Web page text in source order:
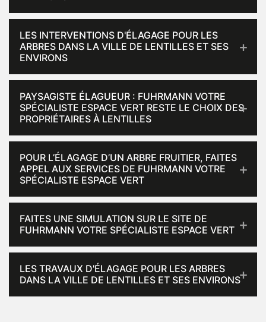
LES INTERVENTIONS D'ÉLAGAGE POUR LES
ARBRES DANS LA VILLE DE LENTILLES ET SES
ENVIRONS
PAYSAGISTE ÉLAGUEUR : FUHRMANN VOTRE
SPÉCIALISTE ESPACE VERT RESTE LE CHOIX DES
PROPRIÉTAIRES À LENTILLES
POUR L’ÉLAGAGE D’UN ARBRE FRUITIER, FAITES
APPEL AUX SERVICES DE FUHRMANN VOTRE
SPÉCIALISTE ESPACE VERT
FAITES UNE SIMULATION SUR LE SITE DE
FUHRMANN VOTRE SPÉCIALISTE ESPACE VERT
LES TRAVAUX D'ÉLAGAGE POUR LES ARBRES
DANS LA VILLE DE LENTILLES ET SES ENVIRONS